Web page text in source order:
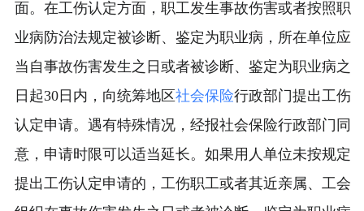
面。在工伤认定方面，职工发生事故伤害或者按照职
业病防治法规定被诊断、鉴定为职业病，所在单位应
当自事故伤害发生之日或者被诊断、鉴定为职业病之
日起30日内，向统筹地区社会保险行政部门提出工伤
认定申请。遇有特殊情况，经报社会保险行政部门同
意，申请时限可以适当延长。如果用人单位未按规定
提出工伤认定申请的，工伤职工或者其近亲属、工会